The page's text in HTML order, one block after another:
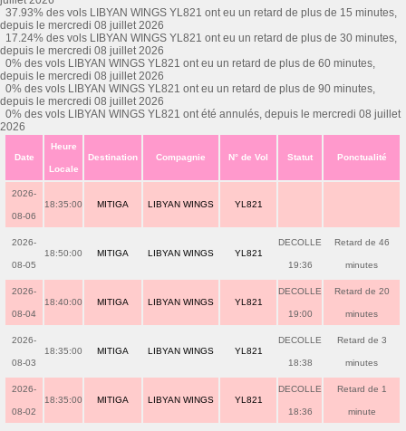
37.93% des vols LIBYAN WINGS YL821 ont eu un retard de plus de 15 minutes,
depuis le mercredi 08 juillet 2026
17.24% des vols LIBYAN WINGS YL821 ont eu un retard de plus de 30 minutes,
depuis le mercredi 08 juillet 2026
0% des vols LIBYAN WINGS YL821 ont eu un retard de plus de 60 minutes,
depuis le mercredi 08 juillet 2026
0% des vols LIBYAN WINGS YL821 ont eu un retard de plus de 90 minutes,
depuis le mercredi 08 juillet 2026
0% des vols LIBYAN WINGS YL821 ont été annulés, depuis le mercredi 08 juillet
2026
Date
Heure
Locale
Destination Compagnie N° de Vol Statut Ponctualité
2026-
08-06
18:35:00 MITIGA LIBYAN WINGS YL821
2026-
08-05
18:50:00 MITIGA LIBYAN WINGS YL821
DECOLLE
19:36
Retard de 46
minutes
2026-
08-04
18:40:00 MITIGA LIBYAN WINGS YL821
DECOLLE
19:00
Retard de 20
minutes
2026-
08-03
18:35:00 MITIGA LIBYAN WINGS YL821
DECOLLE
18:38
Retard de 3
minutes
2026-
08-02
18:35:00 MITIGA LIBYAN WINGS YL821
DECOLLE
18:36
Retard de 1
minute